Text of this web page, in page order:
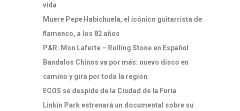
vida
Muere Pepe Habichuela, el icónico guitarrista de
flamenco, a los 82 años
P&R: Mon Laferte – Rolling Stone en Español
Bandalos Chinos va por más: nuevo disco en
camino y gira por toda la región
ECOS se despide de la Ciudad de la Furia
Linkin Park estrenará un documental sobre su